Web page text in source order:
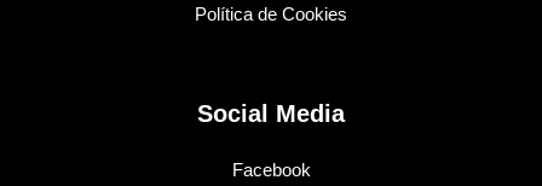
Política de Cookies
Social Media
Facebook